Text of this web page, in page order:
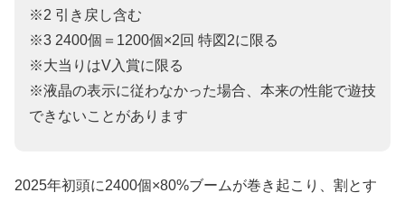
※2 引き戻し含む
※3 2400個＝1200個×2回 特図2に限る
※大当りはV入賞に限る
※液晶の表示に従わなかった場合、本来の性能で遊技
できないことがあります
2025年初頭に2400個×80%ブームが巻き起こり、割とす